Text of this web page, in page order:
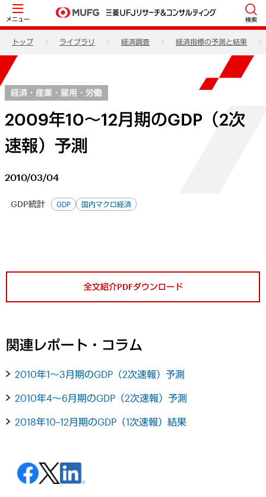
メニュー 検索
トップ ライブラリ 経済調査 経済指標の予測と結果
経済・産業・雇用・労働
2009年10～12月期のGDP（2次
速報）予測
2010/03/04
GDP統計 GDP 国内マクロ経済
全文紹介PDFダウンロード
関連レポート・コラム
2010年1～3月期のGDP（2次速報）予測
2010年4～6月期のGDP（2次速報）予測
2018年10~12月期のGDP（1次速報）結果